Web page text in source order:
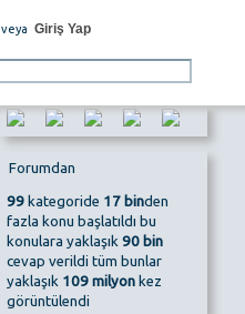
veya Giriş Yap
Forumdan
99kategoride 17 binden
fazla konu başlatıldı bu
konulara yaklaşık 90 bin
cevap verildi tüm bunlar
yaklaşık 109 milyonkez
görüntülendi